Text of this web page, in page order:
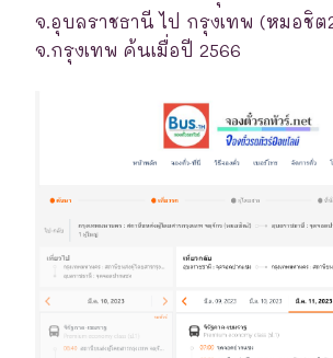
จ.อุบลราชธานี ไป กรุงเทพ (หมอชิ
จ.กรุงเทพ ค้นเมื่อปี 2566